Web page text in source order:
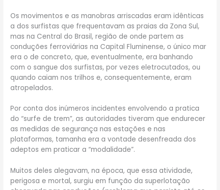
Os movimentos e as manobras arriscadas eram idênticas
a dos surfistas que frequentavam as praias da Zona Sul,
mas na Central do Brasil, região de onde partem as
conduções ferroviárias na Capital Fluminense, o único mar
era o de concreto, que, eventualmente, era banhando
com o sangue dos surfistas, por vezes eletrocutados, ou
quando caiam nos trilhos e, consequentemente, eram
atropelados.
Por conta dos inúmeros incidentes envolvendo a pratica
do “surfe de trem”, as autoridades tiveram que endurecer
as medidas de segurança nas estações e nas
plataformas, tamanha era a vontade desenfreada dos
adeptos em praticar a “modalidade”.
Muitos deles alegavam, na época, que essa atividade,
perigosa e mortal, surgiu em função da superlotação